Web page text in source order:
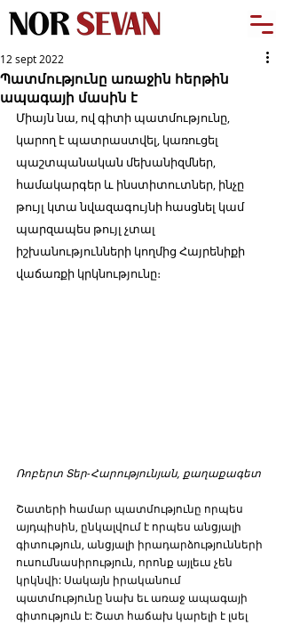
Պատմությունը առաջին հերթին
ապագայի մասին է
12 sept 2022
Միայն նա, ով գիտի պատմությունը,
կարող է պատրաստվել, կառուցել
պաշտպանական մեխանիզմներ,
համակարգեր և ինստիտուտներ, ինչը
թույլ կտա նվազագույնի հասցնել կամ
պարզապես թույլ չտալ
իշխանությունների կողմից Հայրենիքի
վաճառքի կրկնությունը։
Ռոբերտ Տեր-Հարությունյան, քաղաքագետ
Շատերի համար պատմությունը որպես
այդպիսին, ընկալվում է որպես անցյալի
գիտություն, անցյալի իրադարձությունների
ուսումնասիրություն, որոնք այլեւս չեն
կրկնվի: Սակայն իրականում
պատմությունը նախ եւ առաջ ապագայի
գիտություն է: Շատ հաճախ կարելի է լսել